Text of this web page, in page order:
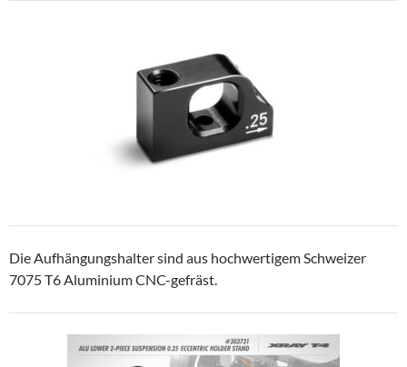
Die Aufhängungshalter sind aus hochwertigem Schweizer
7075 T6 Aluminium CNC-gefräst.